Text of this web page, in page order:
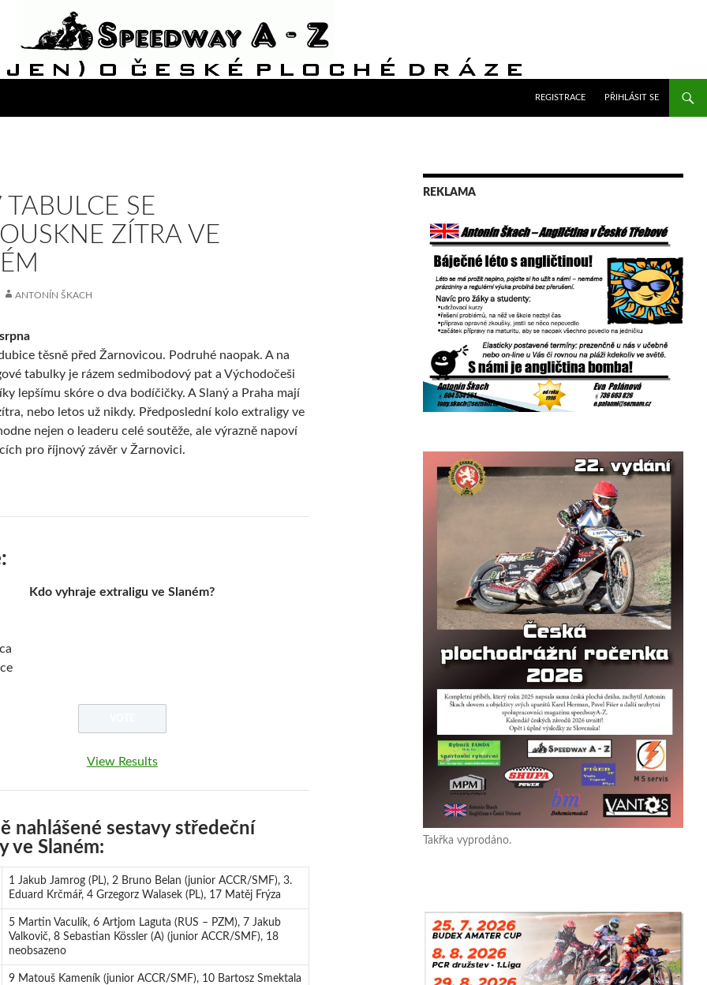
REGISTRACE
PŘIHLÁSIT SE
TABULCE SE
ZÍTRA VE
ANTONÍN ŠKACH
těsně před Žarnovicou. Podruhé naopak. A na
tabulky je rázem sedmibodový pat a Východočeši
lepšímu skóre o dva bodíčičky. A Slaný a Praha mají
nebo letos už nikdy. Předposlední kolo extraligy ve
nejen o leaderu celé soutěže, ale výrazně napoví
pro říjnový závěr v Žarnovici.
Kdo vyhraje extraligu ve Slaném?
View Results
nahlášené sestavy středeční
ve Slaném:
1 Jakub Jamrog (PL), 2 Bruno Belan (junior ACCR/SMF), 3.
Eduard Krčmář, 4 Grzegorz Walasek (PL), 17 Matěj Frýza
5 Martin Vaculík, 6 Artjom Laguta (RUS – PZM), 7 Jakub
Valkovič, 8 Sebastian Kössler (A) (junior ACCR/SMF), 18
neobsazeno
9 Matouš Kameník (junior ACCR/SMF), 10 Bartosz Smektala
REKLAMA
Takřka vyprodáno.